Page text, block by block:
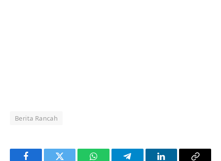
Berita Rancah